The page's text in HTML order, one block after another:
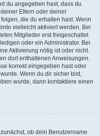
du angegeben hast, dass du
Eltern oder deiner
die du erhalten hast. Wenn
vielleicht aktiviert werden. Bei
Mitglieder erst freigeschaltet
oder ein Administrator. Bei
Aktivierung nötig ist oder nicht.
dort enthaltenen Anweisungen.
korrekt eingegeben hast oder
Wenn du dir sicher bist,
wurde, dann kontaktiere einen
ob dein Benutzername